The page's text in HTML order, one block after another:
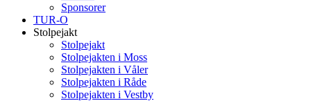
Sponsorer
TUR-O
Stolpejakt
Stolpejakt
Stolpejakten i Moss
Stolpejakten i Våler
Stolpejakten i Råde
Stolpejakten i Vestby